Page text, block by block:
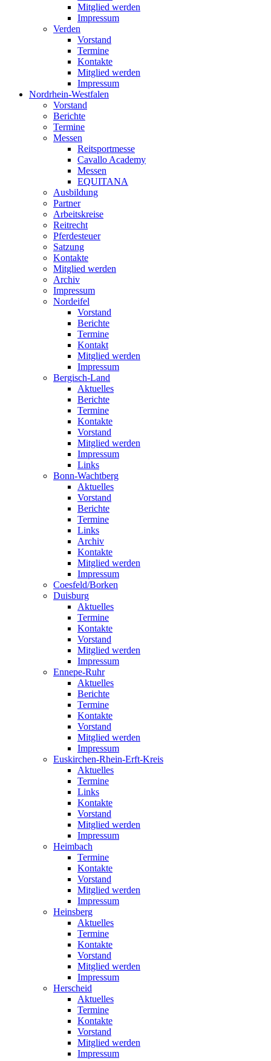
Mitglied werden
Impressum
Verden
Vorstand
Termine
Kontakte
Mitglied werden
Impressum
Nordrhein-Westfalen
Vorstand
Berichte
Termine
Messen
Reitsportmesse
Cavallo Academy
Messen
EQUITANA
Ausbildung
Partner
Arbeitskreise
Reitrecht
Pferdesteuer
Satzung
Kontakte
Mitglied werden
Archiv
Impressum
Nordeifel
Vorstand
Berichte
Termine
Kontakt
Mitglied werden
Impressum
Bergisch-Land
Aktuelles
Berichte
Termine
Kontakte
Vorstand
Mitglied werden
Impressum
Links
Bonn-Wachtberg
Aktuelles
Vorstand
Berichte
Termine
Links
Archiv
Kontakte
Mitglied werden
Impressum
Coesfeld/Borken
Duisburg
Aktuelles
Termine
Kontakte
Vorstand
Mitglied werden
Impressum
Ennepe-Ruhr
Aktuelles
Berichte
Termine
Kontakte
Vorstand
Mitglied werden
Impressum
Euskirchen-Rhein-Erft-Kreis
Aktuelles
Termine
Links
Kontakte
Vorstand
Mitglied werden
Impressum
Heimbach
Termine
Kontakte
Vorstand
Mitglied werden
Impressum
Heinsberg
Aktuelles
Termine
Kontakte
Vorstand
Mitglied werden
Impressum
Herscheid
Aktuelles
Termine
Kontakte
Vorstand
Mitglied werden
Impressum